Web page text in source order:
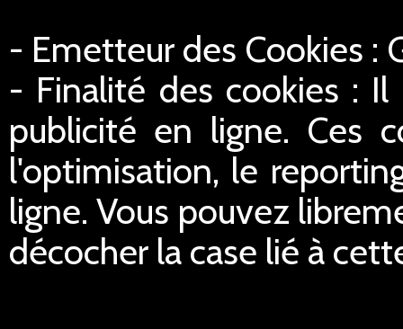
- Emetteur des Cookies :
- Finalité des cookies :
publicité en ligne. Ces
l'optimisation, le
ligne. Vous pouvez
décocher la case lié à